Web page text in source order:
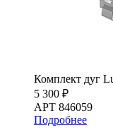
Комплект дуг
5 300 ₽
АРТ 846059
Подробнее